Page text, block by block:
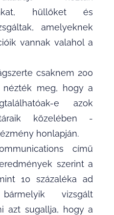
hüllőket és
amelyeknek
vannak valahol a
csaknem 200
meg, hogy a
e azok
közelében -
honlapján.
című
szerint a
10 százaléka ad
vizsgált
azt sugallja, hogy a